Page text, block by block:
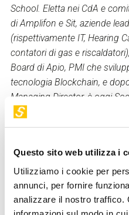
Questo sito web utilizza i
Utilizziamo i cookie per
annunci, per fornire
analizzare il nostro traffico.
School. Eletta nei CdA e
di Amplifon e Sit, aziende
(rispettivamente IT, Hearing
contatori di gas e
Board di Apio, PMI che
tecnologia Blockchain, e
Managing Director, è oggi
un’Associazione di Business
sull’imprenditoria femminile
presso l’Indiana University
studio Fulbright e un MBA-
(Fontainebleau – Francia), il
Lorenza si sviluppa in